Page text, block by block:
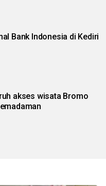
Bank Indonesia di Kediri
akses wisata Bromo